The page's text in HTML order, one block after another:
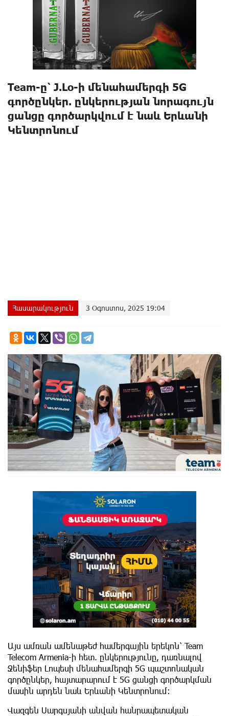
Team-ը՝ J.Lo-ի մենահամերգի 5G
գործընկեր. ընկերության նորագույն
ցանցը գործարկվում է նաև Երևանի
Կենտրոնում
Հասարակություն 3 Օգոստոս, 2025 19:04
Այս ամռան ամենաթեժ համերգային երեկոն՝ Team
Telecom Armenia-ի հետ. ընկերությունը, դառնալով
Ջենիֆեր Լոպեսի մենահամերգի 5G պաշտոնական
գործընկեր, հայտարարում է 5G ցանցի գործարկման
մասին արդեն նաև Երևանի Կենտրոնում։
Վազգեն Սարգսյանի անվան հանրապետական